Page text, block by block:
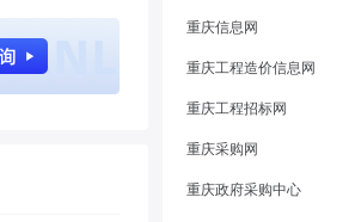
重庆信息网
重庆工程造价信息网
重庆工程招标网
重庆采购网
重庆政府采购中心